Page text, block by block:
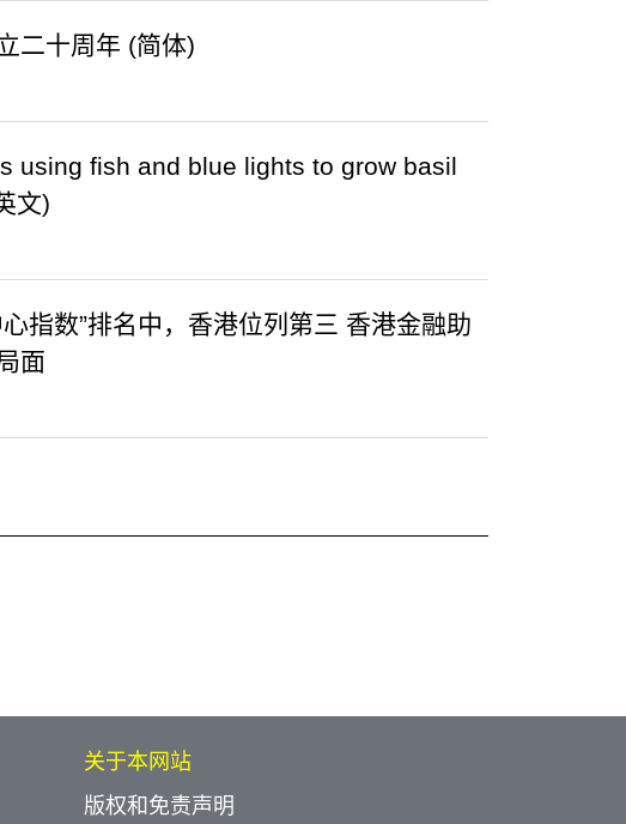
二十周年 (简体)
using fish and blue lights to grow basil
文)
指数”排名中，香港位列第三 香港金融助
面
关于本网站
版权和免责声明